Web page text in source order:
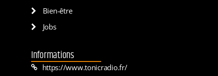
Bien-être
Jobs
Informations
https://www.tonicradio.fr/